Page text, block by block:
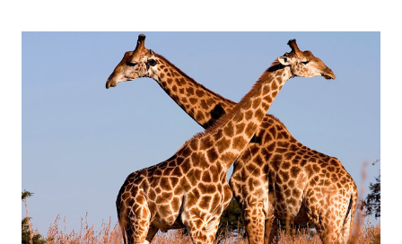
(@chrismessina) August 23, 2007 ओपन सोर्स एडभोकेट्,
क्रिस मेसिना (Chris Messina) ले सन् २००७ को अगस्टमा ट्विटर
ह्यासट्यागको सुरुवात गरेकाथिए । न्युयोर्क टाइम्स का अनुसार
क्रिसलाई 'ह्यासट्यागको गडफादर' (hash godfather) भन्ने गरिन्छ ।
ट्विटरमा ह्यासट्यागको सुरुवात सन् २००७ मा भएपनि, यसको व्यापक
प्रयोग हुन भने केही समय लागेको थियो। ट्विटरको ह्यासट्यागको
शैलीलाई इन्स्टाग्राम, गुगलप्लस, फेसबुक आदिले पनि अनुसरण
गरिसकेकाछन् । ट्विटरमा चलाइने 'क्याम्पेन', 'ट्विट च्याट' आदिमा